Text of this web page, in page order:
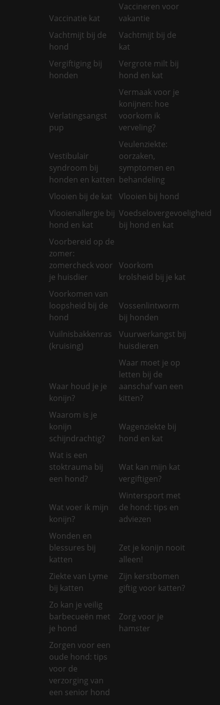
Vaccinatie kat
Vaccineren voor
vakantie
Vachtmijt bij de
hond
Vachtmijt bij de
kat
Vergiftiging bij
honden
Vergrote milt bij
hond en kat
Verlatingsangst
pup
Vermaak voor je
konijnen: hoe
voorkom ik
verveling?
Vestibulair
syndroom bij
honden en katten
Veulenziekte:
oorzaken,
symptomen en
behandeling
Vlooien bij de kat
Vlooien bij hond
Vlooienallergie bij
hond en kat
Voedselovergevoeligheid
bij hond en kat
Voorbereid op de
zomer:
zomercheck voor
je huisdier
Voorkom
krolsheid bij je kat
Voorkomen van
loopsheid bij de
hond
Vossenlintworm
bij honden
Vuilnisbakkenras
(kruising)
Vuurwerkangst bij
huisdieren
Waar houd je je
konijn?
Waar moet je op
letten bij de
aanschaf van een
kitten?
Waarom is je
konijn
schijndrachtig?
Wagenziekte bij
hond en kat
Wat is een
stoktrauma bij
een hond?
Wat kan mijn kat
vergiftigen?
Wat voer ik mijn
konijn?
Wintersport met
de hond: tips en
adviezen
Wonden en
blessures bij
katten
Zet je konijn nooit
alleen!
Ziekte van Lyme
bij katten
Zijn kerstbomen
giftig voor katten?
Zo kan je veilig
barbecueën met
je hond
Zorg voor je
hamster
Zorgen voor een
oude hond: tips
voor de
verzorging van
een senior hond